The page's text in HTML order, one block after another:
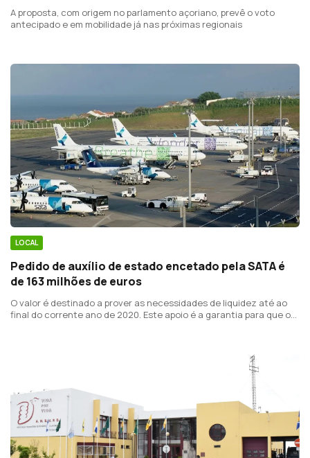
A proposta, com origem no parlamento açoriano, prevê o voto
antecipado e em mobilidade já nas próximas regionais
LOCAL
Pedido de auxílio de estado encetado pela SATA é
de 163 milhões de euros
O valor é destinado a prover as necessidades de liquidez até ao
final do corrente ano de 2020. Este apoio é a garantia para que o